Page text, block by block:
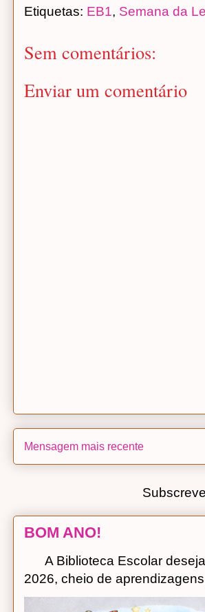
Etiquetas: EB1, Semana da
Sem comentários:
Enviar um comentário
Mensagem mais recente
BOM ANO!
A Biblioteca Escolar deseja
2026, cheio de